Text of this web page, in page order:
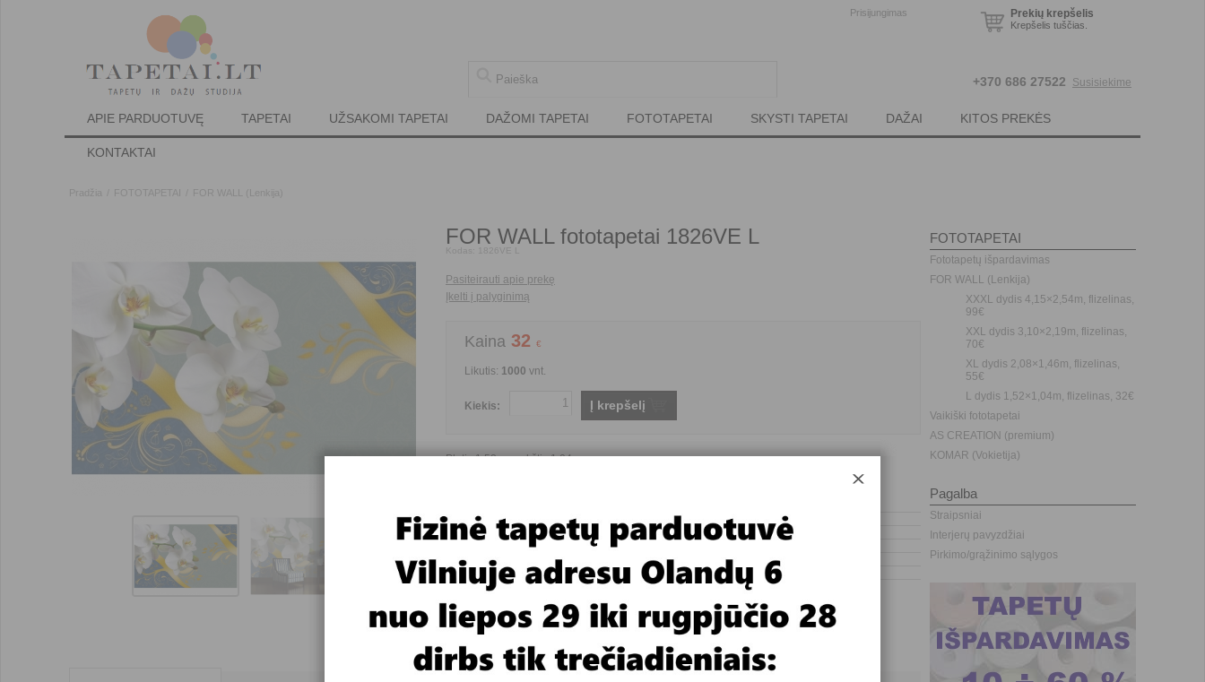
Prisijungimas Prekių krepšelis
Krepšelis tuščias.
+370 686 27522 Susisiekime
APIE PARDUOTUVĘ TAPETAI UŽSAKOMI TAPETAI DAŽOMI TAPETAI FOTOTAPETAI SKYSTI TAPETAI DAŽAI KITOS PREKĖS
KONTAKTAI
Pradžia FOTOTAPETAI FOR WALL (Lenkija)
FOR WALL fototapetai 1826VE L
Kodas: 1826VE L
Pasiteirauti apie prekę
Įkelti į palyginimą
Kaina 32 €
Likutis: 1000 vnt.
Kiekis: Į krepšelį
Plotis 1,52m , aukštis 1,04m
Yra prekyboje ar užsakomi
Fototapeto pagrindas
Flizelinas
Fototapeto tematika
Flora
Fototapeto plotis
nuo 1 iki 2 metrų
Fototapeto aukštis
nuo 1 iki 2 metrų
Fototapeto kaina
iki 29,99 €
FOTOTAPETAI
Fototapetų išpardavimas
FOR WALL (Lenkija)
XXXL dydis 4,15×2,54m, flizelinas,
99€
XXL dydis 3,10×2,19m, flizelinas,
70€
XL dydis 2,08×1,46m, flizelinas,
55€
L dydis 1,52×1,04m, flizelinas, 32€
Vaikiški fototapetai
AS CREATION (premium)
KOMAR (Vokietija)
Pagalba
Straipsniai
Interjerų pavyzdžiai
Pirkimo/grąžinimo sąlygos